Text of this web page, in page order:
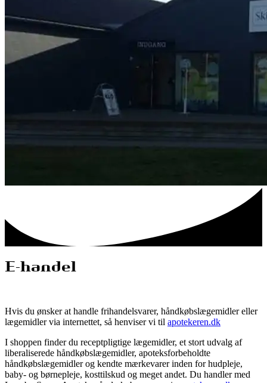
E-handel
Hvis du ønsker at handle frihandelsvarer, håndkøbslægemidler eller
lægemidler via internettet, så henviser vi til apotekeren.dk
I shoppen finder du receptpligtige lægemidler, et stort udvalg af
liberaliserede håndkøbslægemidler, apoteksforbeholdte
håndkøbslægemidler og kendte mærkevarer inden for hudpleje,
baby- og børnepleje, kosttilskud og meget andet. Du handler med